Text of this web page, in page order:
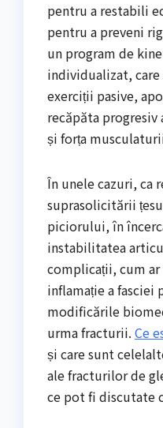
pentru a restabili
pentru a preveni
un program de
individualizat,
exerciții pasive,
recăpăta
și forța
În unele cazuri, ca
suprasolicitării
piciorului, în
instabilitatea
complicații, cum
inflamație a fasciei
modificările
urma fracturii. Ce
și care sunt
ale fracturilor de
ce pot fi discutate